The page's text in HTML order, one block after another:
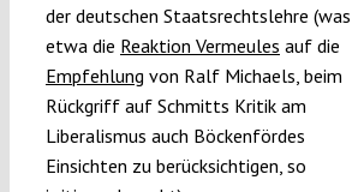
der deutschen Staatsrechtslehre (was
etwa die Reaktion Vermeules auf die
Empfehlung von Ralf Michaels, beim
Rückgriff auf Schmitts Kritik am
Liberalismus auch Böckenfördes
Einsichten zu berücksichtigen, so